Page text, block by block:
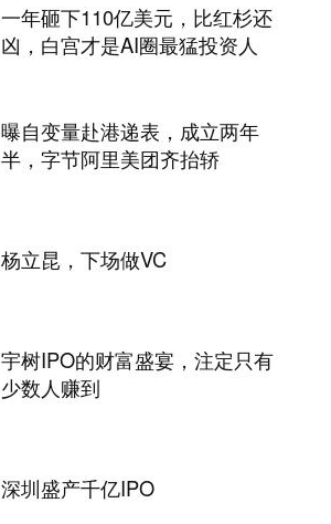
一年砸下110亿美元，比红杉还
凶，白宫才是AI圈最猛投资人
曝自变量赴港递表，成立两年
半，字节阿里美团齐抬轿
杨立昆，下场做VC
宇树IPO的财富盛宴，注定只有
少数人赚到
深圳盛产千亿IPO